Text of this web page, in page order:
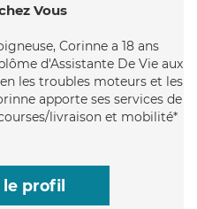
Vous
Corinne a 18 ans
d'Assistante De Vie aux
les troubles moteurs et les
apporte ses services de
livraison et mobilité*
profil